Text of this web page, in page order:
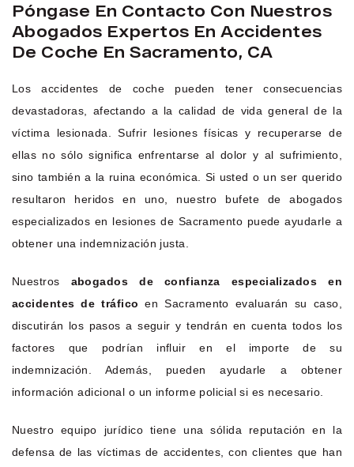
Póngase En Contacto Con Nuestros
Abogados Expertos En Accidentes
De Coche En Sacramento, CA
Los accidentes de coche pueden tener consecuencias
devastadoras, afectando a la calidad de vida general de la
víctima lesionada. Sufrir lesiones físicas y recuperarse de
ellas no sólo significa enfrentarse al dolor y al sufrimiento,
sino también a la ruina económica. Si usted o un ser querido
resultaron heridos en uno, nuestro bufete de abogados
especializados en lesiones de Sacramento puede ayudarle a
obtener una indemnización justa.
Nuestros abogados de confianza especializados en
accidentes de tráfico en Sacramento evaluarán su caso,
discutirán los pasos a seguir y tendrán en cuenta todos los
factores que podrían influir en el importe de su
indemnización. Además, pueden ayudarle a obtener
información adicional o un informe policial si es necesario.
Nuestro equipo jurídico tiene una sólida reputación en la
defensa de las víctimas de accidentes, con clientes que han